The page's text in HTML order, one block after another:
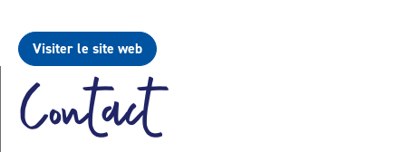
Visiter le site web
Contact